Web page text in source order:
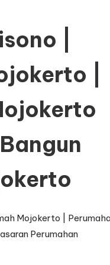
|
|
Mojokerto |
Perumahan